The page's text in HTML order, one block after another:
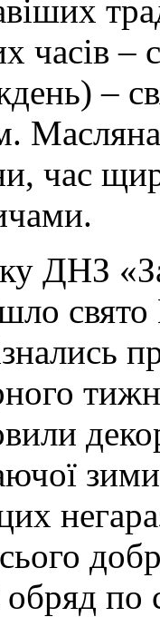
часів –
–
Масляна
час
ДНЗ
свято
по